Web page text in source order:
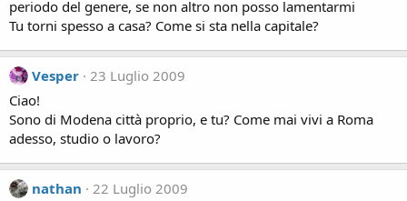
periodo del genere, se non altro non posso lamentarmi
Tu torni spesso a casa? Come si sta nella capitale?
Vesper 23 Luglio 2009
Ciao!
Sono di Modena città proprio, e tu? Come mai vivi a Roma
adesso, studio o lavoro?
nathan
22 Luglio 2009